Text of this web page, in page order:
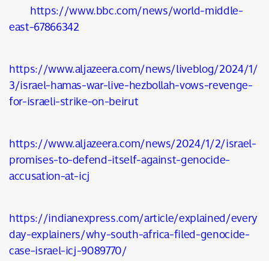
https://www.bbc.com/news/world-middle-
east-67866342
https://www.aljazeera.com/news/liveblog/2024/1/
3/israel-hamas-war-live-hezbollah-vows-revenge-
for-israeli-strike-on-beirut
https://www.aljazeera.com/news/2024/1/2/israel-
promises-to-defend-itself-against-genocide-
accusation-at-icj
https://indianexpress.com/article/explained/every
day-explainers/why-south-africa-filed-genocide-
case-israel-icj-9089770/